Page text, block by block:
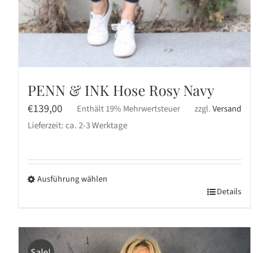
PENN & INK Hose Rosy Navy
€139,00 Enthält 19% Mehrwertsteuer zzgl.Versand
Lieferzeit: ca. 2-3 Werktage
Ausführung wählen
weist
mehrere
Details